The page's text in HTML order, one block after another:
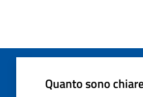
Quanto sono